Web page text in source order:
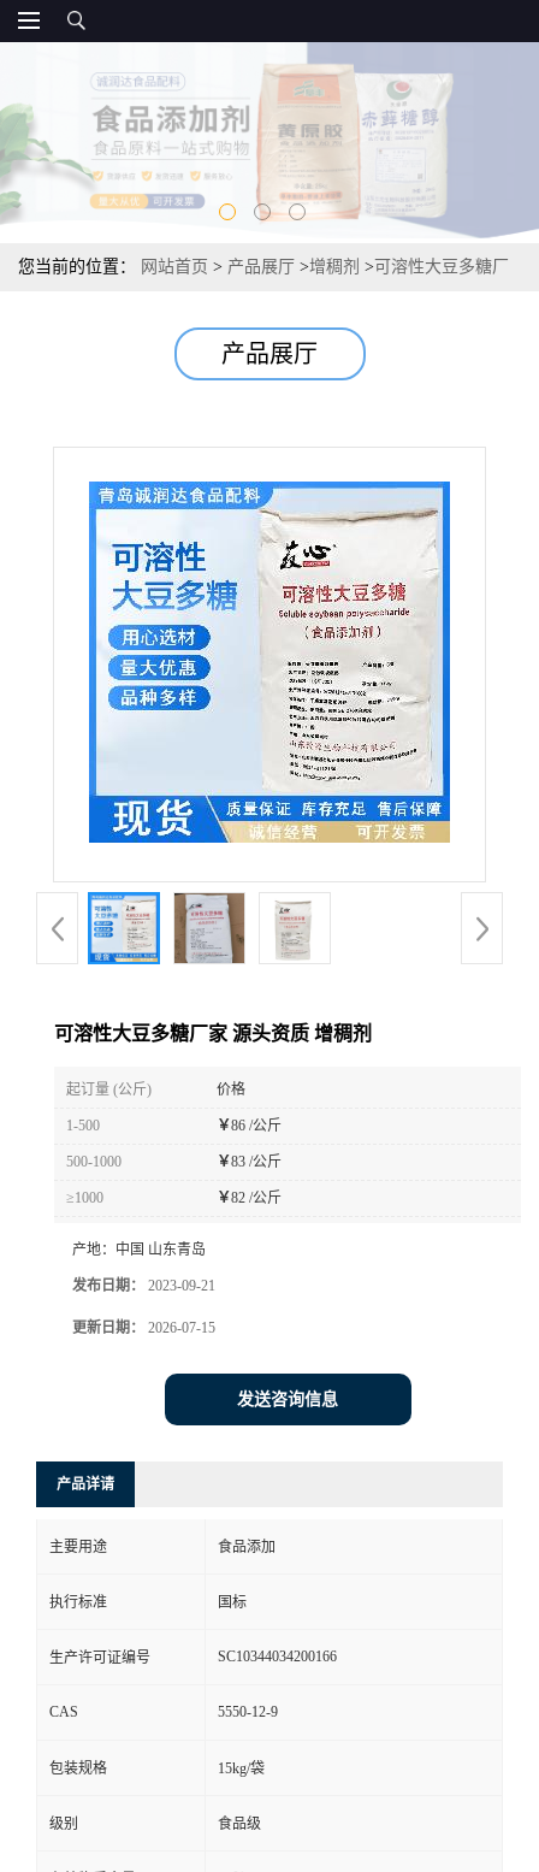
您当前的位置： 网站首页 > 产品展厅 >增稠剂 > 可溶性大豆多糖厂
产品展厅
可溶性大豆多糖厂家 源头资质 增稠剂
起订量 (公斤) 价格
1-500 ￥86 /公斤
500-1000 ￥83 /公斤
≥1000 ￥82 /公斤
产地： 中国 山东青岛
发布日期： 2023-09-21
更新日期： 2026-07-15
发送咨询信息
产品详请
主要用途 食品添加
执行标准 国标
生产许可证编号 SC10344034200166
CAS 5550-12-9
包装规格 15kg/袋
级别 食品级